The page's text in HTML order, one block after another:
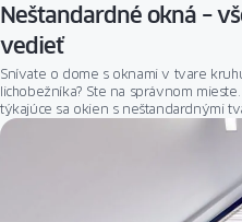
Neštandardné okná –
vedieť
Snívate o dome s oknami v tvare
lichobežníka? Ste na správnom
týkajúce sa okien s neštandardnými